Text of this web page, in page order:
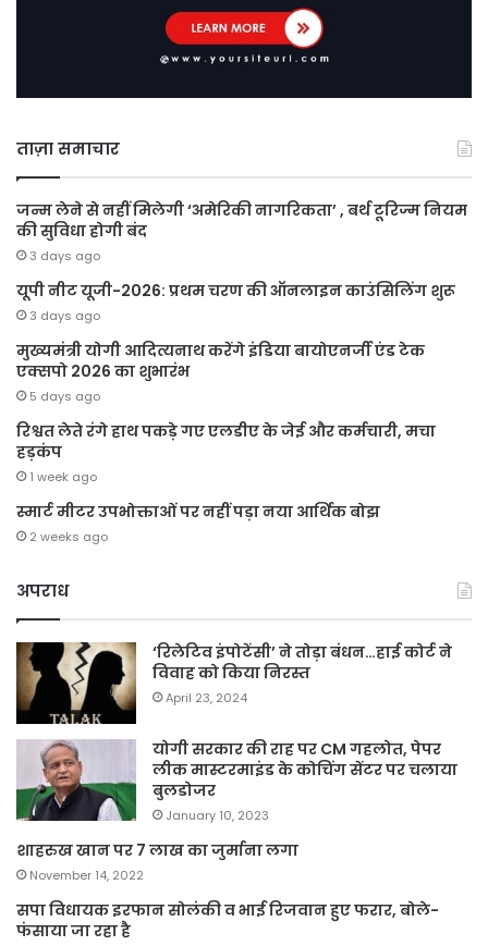
ताज़ा समाचार
जन्म लेने से नहीं मिलेगी ‘अमेरिकी नागरिकता’ , बर्थ टूरिज्म नियम
की सुविधा होगी बंद
3 days ago
यूपी नीट यूजी-2026: प्रथम चरण की ऑनलाइन काउंसिलिंग शुरू
3 days ago
मुख्यमंत्री योगी आदित्यनाथ करेंगे इंडिया बायोएनर्जी एंड टेक
एक्सपो 2026 का शुभारंभ
5 days ago
रिश्वत लेते रंगे हाथ पकड़े गए एलडीए के जेई और कर्मचारी, मचा
हड़कंप
1 week ago
स्मार्ट मीटर उपभोक्ताओं पर नहीं पड़ा नया आर्थिक बोझ
2 weeks ago
अपराध
‘रिलेटिव इंपोटेंसी’ ने तोड़ा बंधन…हाई कोर्ट ने
विवाह को किया निरस्त
April 23, 2024
योगी सरकार की राह पर CM गहलोत, पेपर
लीक मास्टरमाइंड के कोचिंग सेंटर पर चलाया
बुलडोजर
January 10, 2023
शाहरुख खान पर 7 लाख का जुर्माना लगा
November 14, 2022
सपा विधायक इरफान सोलंकी व भाई रिजवान हुए फरार, बोले-
फंसाया जा रहा है